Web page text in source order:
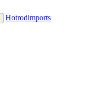
Hotrodimports